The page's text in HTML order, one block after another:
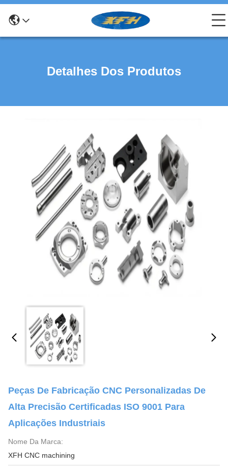
Detalhes Dos Produtos
Peças De Fabricação CNC Personalizadas De
Alta Precisão Certificadas ISO 9001 Para
Aplicações Industriais
Nome Da Marca:
XFH CNC machining